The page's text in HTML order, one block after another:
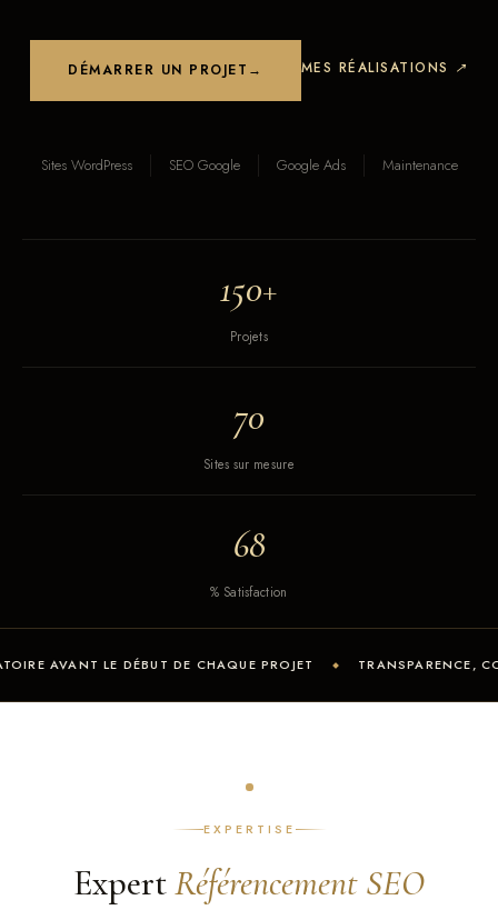
DÉMARRER UN PROJET → MES RÉALISATIONS ↗
Sites WordPress SEO Google Google Ads Maintenance
150+
Projets
98
Sites sur mesure
96
% Satisfaction
DÉBUT DE CHAQUE PROJET TRANSPARENCE,
EXPERTISE
ExpertRéférencement SEO